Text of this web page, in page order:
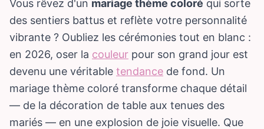
Vous rêvez d'un mariage thème coloré qui sorte
des sentiers battus et reflète votre personnalité
vibrante ? Oubliez les cérémonies tout en blanc :
en 2026, oser la couleur pour son grand jour est
devenu une véritable tendance de fond. Un
mariage thème coloré transforme chaque détail
— de la décoration de table aux tenues des
mariés — en une explosion de joie visuelle. Que